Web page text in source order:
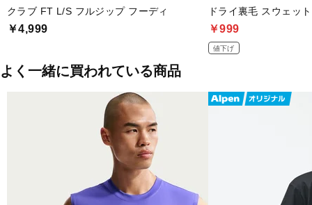
クラブ FT L/S フルジップ フーディ
￥4,999
ドライ裏毛 スウェッ
￥999
値下げ
よく一緒に買われている商品